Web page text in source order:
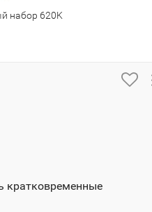
набор 620K
кратковременные